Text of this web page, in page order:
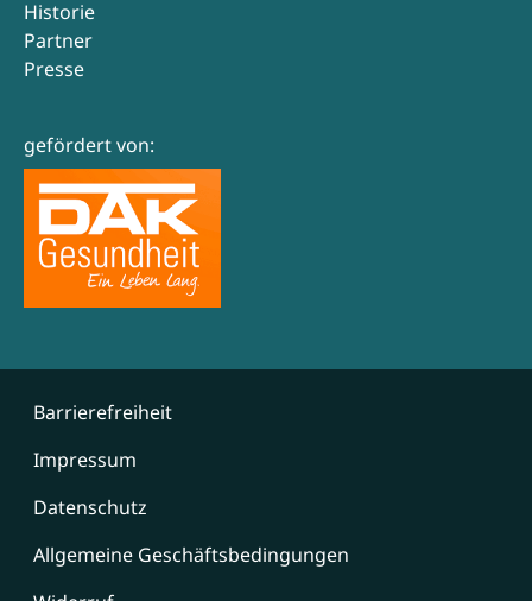
Historie
Partner
Presse
gefördert von:
Barrierefreiheit
Impressum
Datenschutz
Allgemeine Geschäftsbedingungen